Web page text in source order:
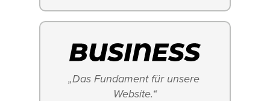
„Das Fundament für unsere
Website.“